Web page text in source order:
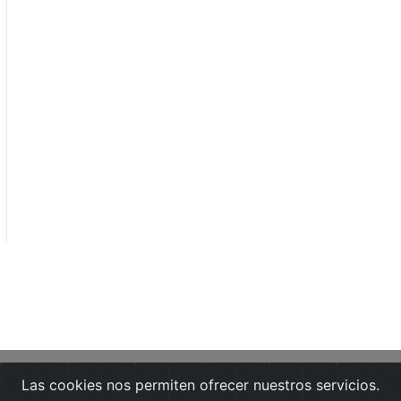
Portada Noticias Guía de Medios
Las cookies nos permiten ofrecer nuestros servicios.